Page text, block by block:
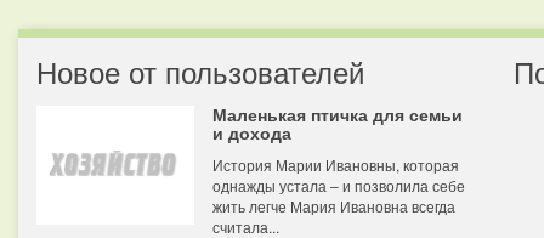
Новое от пользователей
Маленькая птичка для семьи
и дохода
История Марии Ивановны, которая
однажды устала – и позволила себе
жить легче Мария Ивановна всегда
считала...